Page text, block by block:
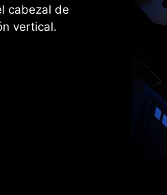
cabezal de
vertical.